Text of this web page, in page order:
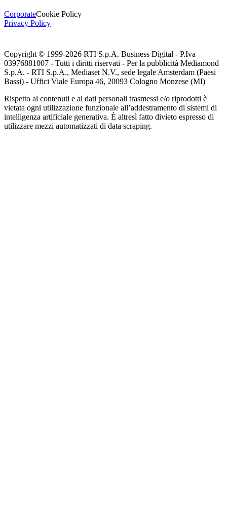
CorporateCookie Policy
Privacy Policy
Copyright © 1999-2026 RTI S.p.A. Business Digital - P.Iva
03976881007 - Tutti i diritti riservati - Per la pubblicità Mediamond
S.p.A. - RTI S.p.A., Mediaset N.V., sede legale Amsterdam (Paesi
Bassi) - Uffici Viale Europa 46, 20093 Cologno Monzese (MI)
Rispetto ai contenuti e ai dati personali trasmessi e/o riprodotti è
vietata ogni utilizzazione funzionale all’addestramento di sistemi di
intelligenza artificiale generativa. È altresì fatto divieto espresso di
utilizzare mezzi automatizzati di data scraping.